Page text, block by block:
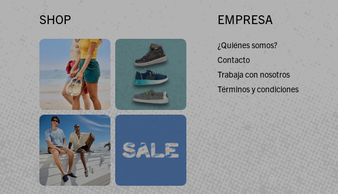
SHOP EMPRESA
¿Quiénes somos?
Contacto
Trabaja con nosotros
Términos y condiciones